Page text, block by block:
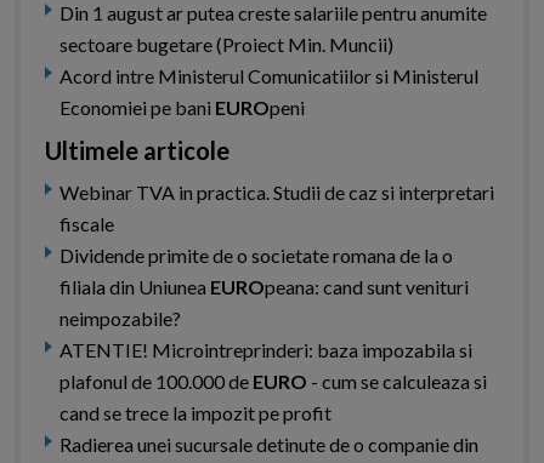
Din 1 august ar putea creste salariile pentru anumite
sectoare bugetare (Proiect Min. Muncii)
Acord intre Ministerul Comunicatiilor si Ministerul
Economiei pe bani EUROpeni
Ultimele articole
Webinar TVA in practica. Studii de caz si interpretari
fiscale
Dividende primite de o societate romana de la o
filiala din Uniunea EUROpeana: cand sunt venituri
neimpozabile?
ATENTIE! Microintreprinderi: baza impozabila si
plafonul de 100.000 de EURO - cum se calculeaza si
cand se trece la impozit pe profit
Radierea unei sucursale detinute de o companie din